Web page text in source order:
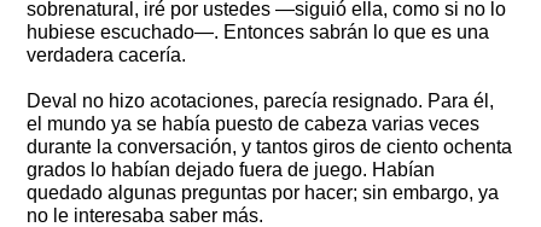
sobrenatural, iré por ustedes —siguió ella, como si no lo
hubiese escuchado—. Entonces sabrán lo que es una
verdadera cacería.
Deval no hizo acotaciones, parecía resignado. Para él,
el mundo ya se había puesto de cabeza varias veces
durante la conversación, y tantos giros de ciento ochenta
grados lo habían dejado fuera de juego. Habían
quedado algunas preguntas por hacer; sin embargo, ya
no le interesaba saber más.